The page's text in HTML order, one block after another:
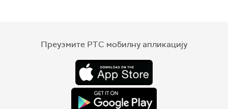
Преузмите РТС мобилну апликацију